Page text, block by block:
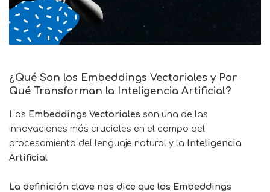
¿Qué Son los Embeddings Vectoriales y Por
Qué Transforman la Inteligencia Artificial?
Los Embeddings Vectoriales son una de las
innovaciones más cruciales en el campo del
procesamiento del lenguaje natural y la Inteligencia
Artificial
La definición clave nos dice que los Embeddings